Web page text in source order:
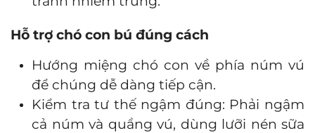
Hỗ trợ chó con bú đúng cách
Hướng miệng chó con về phía núm vú
để chúng dễ dàng tiếp cận.
Kiểm tra tư thế ngậm đúng: Phải ngậm
cả núm và quầng vú, dùng lưỡi nén sữa